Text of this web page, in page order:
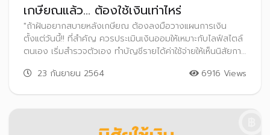
เกษียณแล้ว... ต้องใช้เงินเท่าไหร่
"ถ้าฝันอยากสบายหลังเกษียณ ต้องลงมือวางแผนการเงิน
ตั้งแต่วันนี้!! ที่สำคัญ ควรประเมินเงินออมให้เหมาะกับไลฟ์สไตล์
ตนเอง เริ่มสำรวจตัวเอง ทำบัญชีรายได้ค่าใช้จ่ายให้เห็นนิสัยการ
23 กันยายน 2564 6916 Views